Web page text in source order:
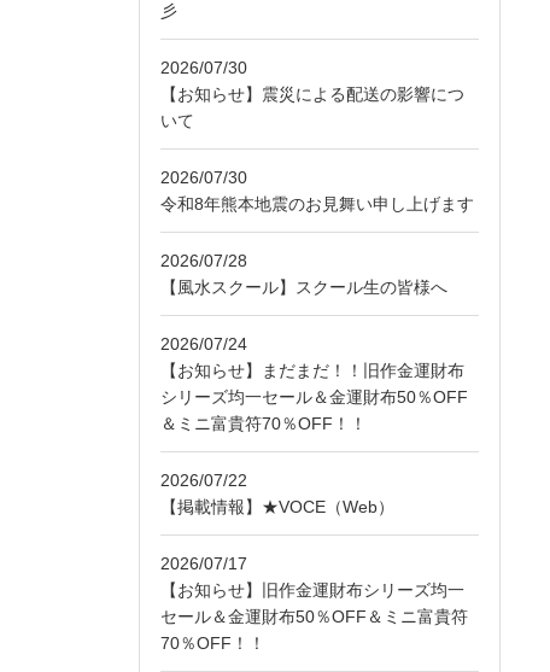
彡
2026/07/30
【お知らせ】震災による配送の影響につ
いて
2026/07/30
令和8年熊本地震のお見舞い申し上げます
2026/07/28
【風水スクール】スクール生の皆様へ
2026/07/24
【お知らせ】まだまだ！！旧作金運財布
シリーズ均一セール＆金運財布50％OFF
＆ミニ富貴符70％OFF！！
2026/07/22
【掲載情報】★VOCE（Web）
2026/07/17
【お知らせ】旧作金運財布シリーズ均一
セール＆金運財布50％OFF＆ミニ富貴符
70％OFF！！